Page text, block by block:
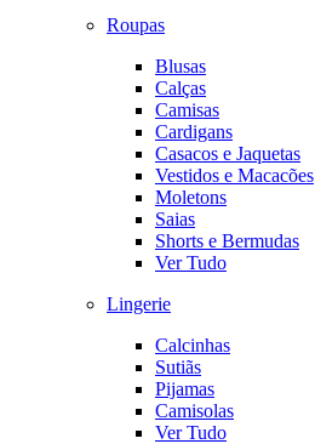
Roupas
Blusas
Calças
Camisas
Cardigans
Casacos e Jaquetas
Vestidos e Macacões
Moletons
Saias
Shorts e Bermudas
Ver Tudo
Lingerie
Calcinhas
Sutiãs
Pijamas
Camisolas
Ver Tudo